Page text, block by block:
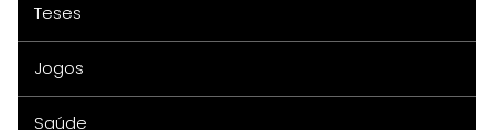
Teses
Jogos
Saúde